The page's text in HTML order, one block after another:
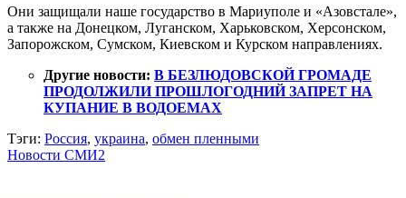
Они защищали наше государство в Мариуполе и «Азовстале»,
а также на Донецком, Луганском, Харьковском, Херсонском,
Запорожском, Сумском, Киевском и Курском направлениях.
Другие новости: В БЕЗЛЮДОВСКОЙ ГРОМАДЕ
ПРОДОЛЖИЛИ ПРОШЛОГОДНИЙ ЗАПРЕТ НА
КУПАНИЕ В ВОДОЕМАХ
Тэги: Россия, украина, обмен пленными
Новости СМИ2